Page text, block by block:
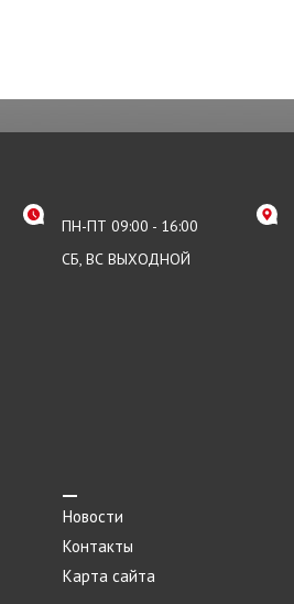
ПН-ПТ 09:00 - 16:00
СБ, ВС ВЫХОДНОЙ
Новости
Контакты
Карта сайта